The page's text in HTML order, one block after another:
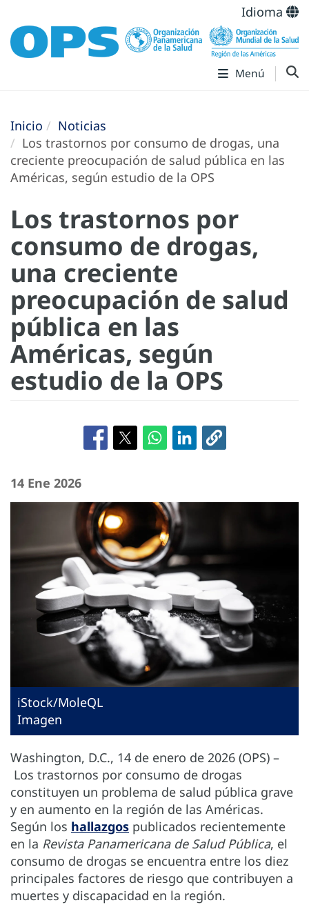
Idioma
Menú
Inicio
Noticias
Los trastornos por consumo de drogas, una
creciente preocupación de salud pública en las
Américas, según estudio de la OPS
Los trastornos por
consumo de drogas,
una creciente
preocupación de salud
pública en las
Américas, según
estudio de la OPS
14 Ene 2026
iStock/MoleQL
Imagen
Washington, D.C., 14 de enero de 2026 (OPS) –
Los trastornos por consumo de drogas
constituyen un problema de salud pública grave
y en aumento en la región de las Américas.
Según los hallazgos publicados recientemente
en la Revista Panamericana de Salud Pública, el
consumo de drogas se encuentra entre los diez
principales factores de riesgo que contribuyen a
muertes y discapacidad en la región.